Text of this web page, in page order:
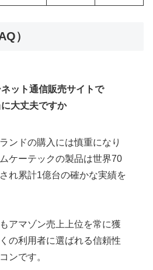
）
ット通信販売サイトで
大丈夫ですか
ンドの購入には慎重になり
ケーテックの製品は世界70
れ累計1億台の確かな実績を
アマゾン売上上位を常に獲
の利用者に選ばれる信頼性
ンです。